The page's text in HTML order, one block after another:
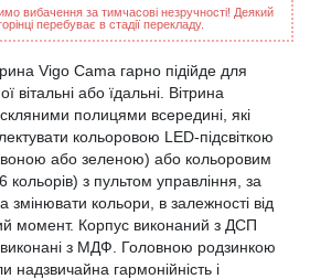
вибачення за тимчасові незручності! Деякий
перебуває в стадії перекладу.
Vigo Cama гарно підійде для
вітальні або їдальні. Вітрина
полицями всередині, які
кольоровою LED-підсвіткою
або зеленою) або кольоровим
кольорів) з пультом управління, за
кольори, в залежності від
момент. Корпус виконаний з ДСП
виконані з МДФ. Головною родзинкою
надзвичайна гармонійність і